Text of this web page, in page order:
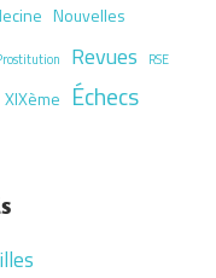
Nouvelles
Revues RSE
XIXème Échecs